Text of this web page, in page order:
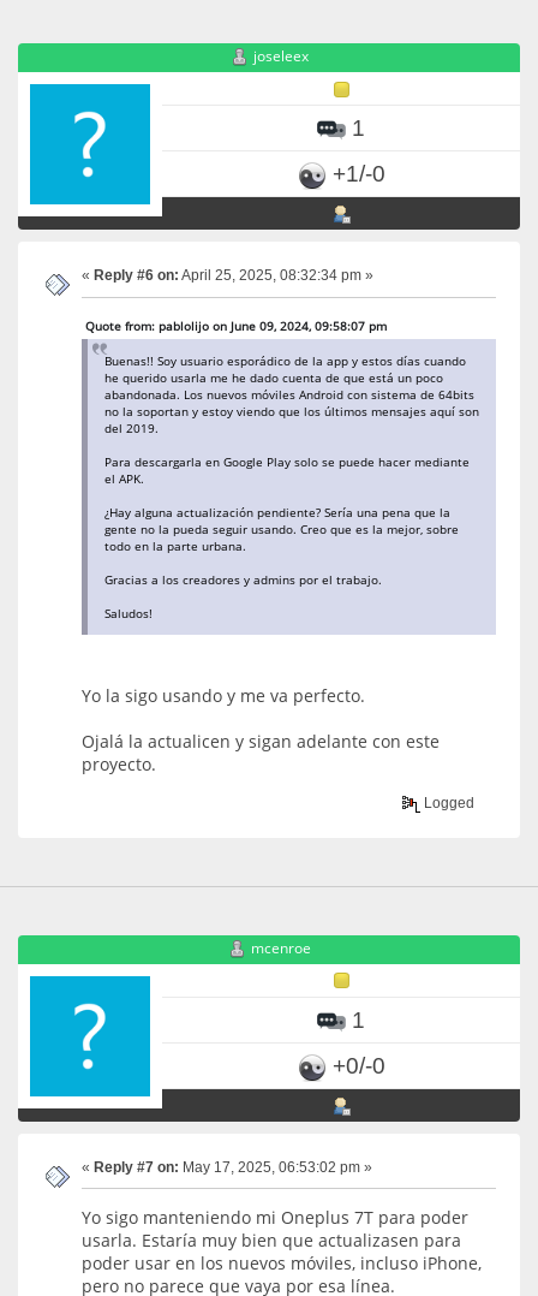
joseleex
1
+1/-0
« Reply #6 on: April 25, 2025, 08:32:34 pm »
Quote from: pablolijo on June 09, 2024, 09:58:07 pm
Buenas!! Soy usuario esporádico de la app y estos días cuando
he querido usarla me he dado cuenta de que está un poco
abandonada. Los nuevos móviles Android con sistema de 64bits
no la soportan y estoy viendo que los últimos mensajes aquí son
del 2019.
Para descargarla en Google Play solo se puede hacer mediante
el APK.
¿Hay alguna actualización pendiente? Sería una pena que la
gente no la pueda seguir usando. Creo que es la mejor, sobre
todo en la parte urbana.
Gracias a los creadores y admins por el trabajo.
Saludos!
Yo la sigo usando y me va perfecto.
Ojalá la actualicen y sigan adelante con este
proyecto.
Logged
mcenroe
1
+0/-0
« Reply #7 on: May 17, 2025, 06:53:02 pm »
Yo sigo manteniendo mi Oneplus 7T para poder
usarla. Estaría muy bien que actualizasen para
poder usar en los nuevos móviles, incluso iPhone,
pero no parece que vaya por esa línea.